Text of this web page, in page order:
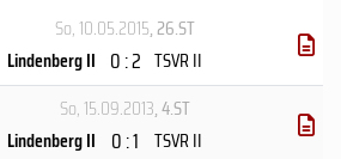
So, 10.05.2015, 26.ST
Lindenberg II 0 : 2 TSVR II
So, 15.09.2013, 4.ST
Lindenberg II 0 : 1 TSVR II